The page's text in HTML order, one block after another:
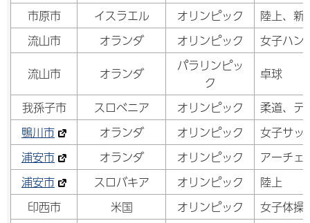
市原市
イスラエル オリンピック
陸上、新
流山市
オランダ オリンピック
女子ハン
流山市
オランダ
パラリンピッ
ク
卓球
我孫子市
スロベニア オリンピック
柔道、テ
鴨川市
オランダ オリンピック
女子サッ
浦安市
オランダ オリンピック
アーチェ
浦安市
スロバキア オリンピック
陸上
印西市
米国 オリンピック
女子体操